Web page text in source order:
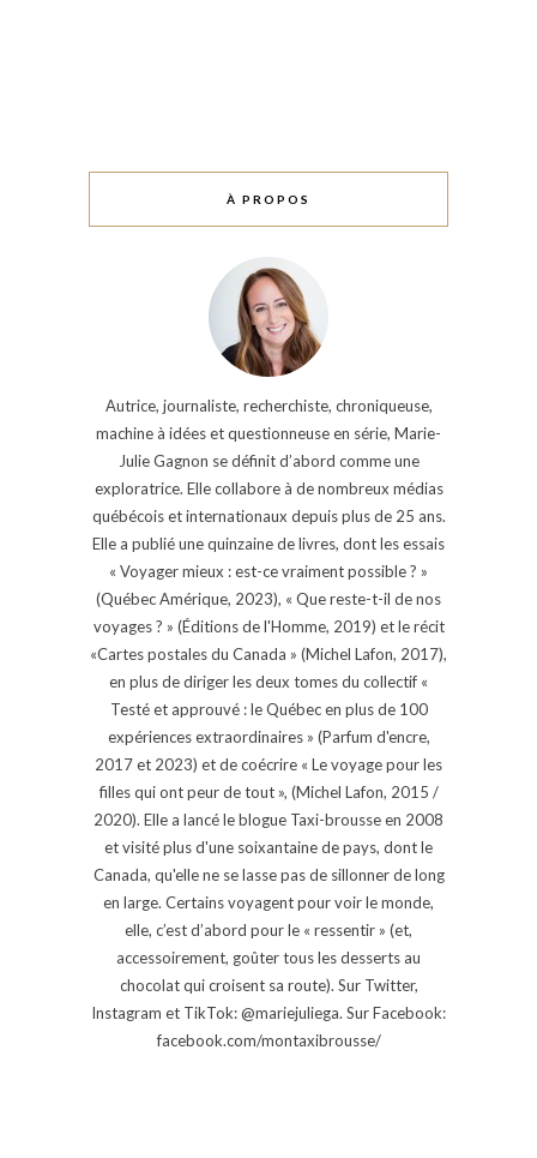
À PROPOS
Autrice, journaliste, recherchiste, chroniqueuse,
machine à idées et questionneuse en série, Marie-
Julie Gagnon se définit d’abord comme une
exploratrice. Elle collabore à de nombreux médias
québécois et internationaux depuis plus de 25 ans.
Elle a publié une quinzaine de livres, dont les essais
« Voyager mieux : est-ce vraiment possible ? »
(Québec Amérique, 2023), « Que reste-t-il de nos
voyages ? » (Éditions de l'Homme, 2019) et le récit
«Cartes postales du Canada » (Michel Lafon, 2017),
en plus de diriger les deux tomes du collectif «
Testé et approuvé : le Québec en plus de 100
expériences extraordinaires » (Parfum d'encre,
2017 et 2023) et de coécrire « Le voyage pour les
filles qui ont peur de tout », (Michel Lafon, 2015 /
2020). Elle a lancé le blogue Taxi-brousse en 2008
et visité plus d'une soixantaine de pays, dont le
Canada, qu'elle ne se lasse pas de sillonner de long
en large. Certains voyagent pour voir le monde,
elle, c’est d’abord pour le « ressentir » (et,
accessoirement, goûter tous les desserts au
chocolat qui croisent sa route). Sur Twitter,
Instagram et TikTok: @mariejuliega. Sur Facebook:
facebook.com/montaxibrousse/